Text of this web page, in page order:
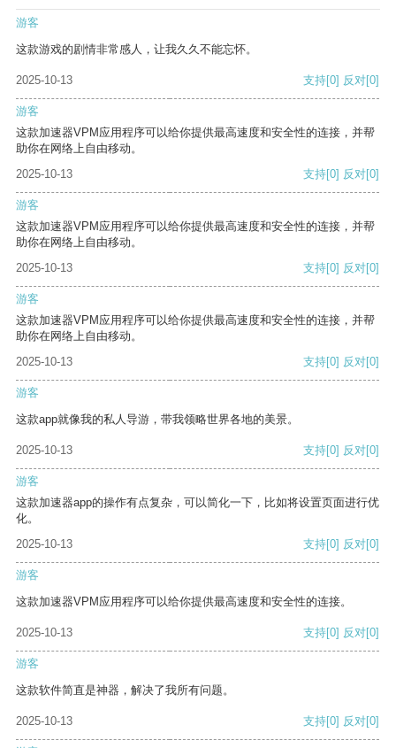
游客
这款游戏的剧情非常感人，让我久久不能忘怀。
2025-10-13 支持[0] 反对[0]
游客
这款加速器VPM应用程序可以给你提供最高速度和安全性的连接，并帮
助你在网络上自由移动。
2025-10-13
支持[0] 反对[0]
游客
这款加速器VPM应用程序可以给你提供最高速度和安全性的连接，并帮
助你在网络上自由移动。
2025-10-13
支持[0] 反对[0]
游客
这款加速器VPM应用程序可以给你提供最高速度和安全性的连接，并帮
助你在网络上自由移动。
2025-10-13
支持[0] 反对[0]
游客
这款app就像我的私人导游，带我领略世界各地的美景。
2025-10-13 支持[0] 反对[0]
游客
这款加速器app的操作有点复杂，可以简化一下，比如将设置页面进行优
化。
2025-10-13
支持[0] 反对[0]
游客
这款加速器VPM应用程序可以给你提供最高速度和安全性的连接。
2025-10-13 支持[0] 反对[0]
游客
这款软件简直是神器，解决了我所有问题。
2025-10-13 支持[0] 反对[0]